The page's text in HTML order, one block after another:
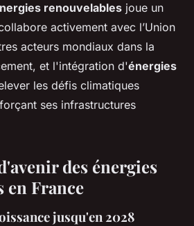
renouvelables joue un
activement avec l’Union
acteurs mondiaux dans la
et l'intégration d'énergies
les défis climatiques
ses infrastructures
des énergies
en France
jusqu'en 2028